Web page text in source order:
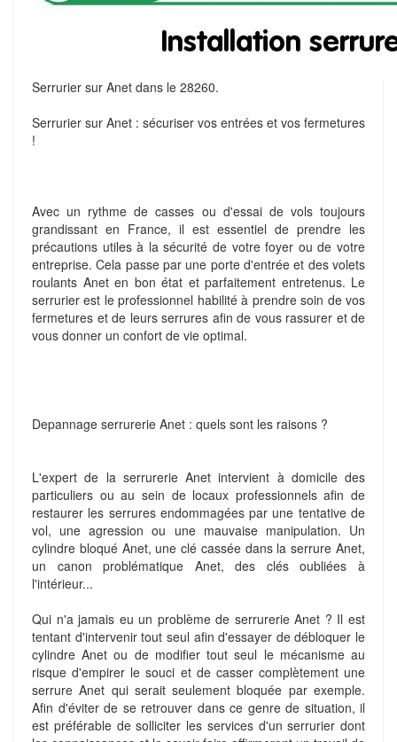
Serrurier sur Anet dans le 28260.
Serrurier sur Anet : sécuriser vos entrées et vos fermetures
!
Avec un rythme de casses ou d'essai de vols toujours
grandissant en France, il est essentiel de prendre les
précautions utiles à la sécurité de votre foyer ou de votre
entreprise. Cela passe par une porte d'entrée et des volets
roulants Anet en bon état et parfaitement entretenus. Le
serrurier est le professionnel habilité à prendre soin de vos
fermetures et de leurs serrures afin de vous rassurer et de
vous donner un confort de vie optimal.
Depannage serrurerie Anet : quels sont les raisons ?
L'expert de la serrurerie Anet intervient à domicile des
particuliers ou au sein de locaux professionnels afin de
restaurer les serrures endommagées par une tentative de
vol, une agression ou une mauvaise manipulation. Un
cylindre bloqué Anet, une clé cassée dans la serrure Anet,
un canon problématique Anet, des clés oubliées à
l'intérieur...
Qui n'a jamais eu un problème de serrurerie Anet ? Il est
tentant d'intervenir tout seul afin d'essayer de débloquer le
cylindre Anet ou de modifier tout seul le mécanisme au
risque d'empirer le souci et de casser complètement une
serrure Anet qui serait seulement bloquée par exemple.
Afin d'éviter de se retrouver dans ce genre de situation, il
est préférable de solliciter les services d'un serrurier dont